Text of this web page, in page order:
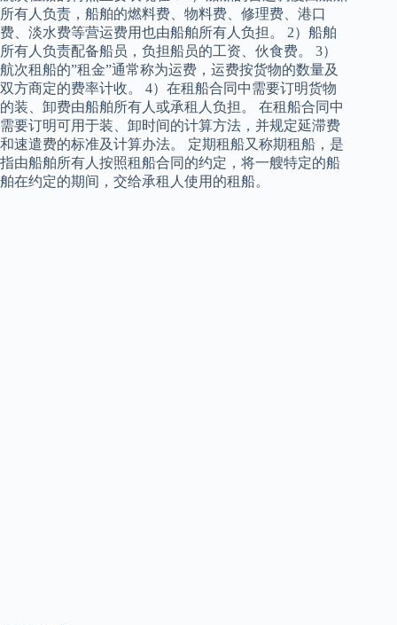
所有人负责，船舶的燃料费、物料费、修理费、港口
费、淡水费等营运费用也由船舶所有人负担。 2）船舶
所有人负责配备船员，负担船员的工资、伙食费。 3）
航次租船的”租金”通常称为运费，运费按货物的数量及
双方商定的费率计收。 4）在租船合同中需要订明货物
的装、卸费由船舶所有人或承租人负担。 在租船合同中
需要订明可用于装、卸时间的计算方法，并规定延滞费
和速遣费的标准及计算办法。 定期租船又称期租船，是
指由船舶所有人按照租船合同的约定，将一艘特定的船
舶在约定的期间，交给承租人使用的租船。